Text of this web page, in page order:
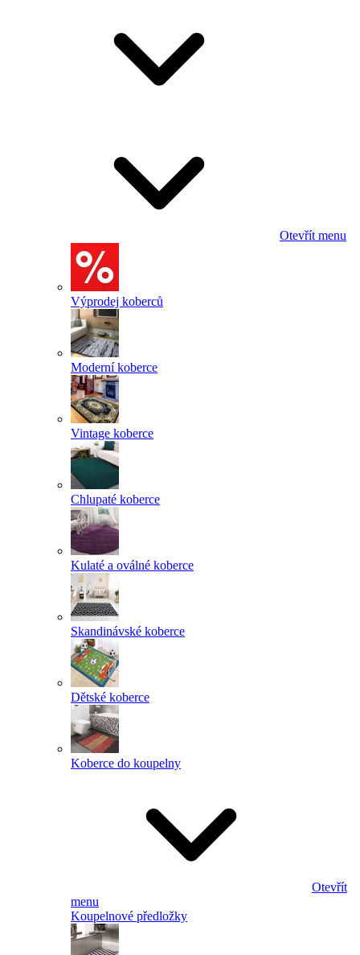
Otevřít menu
Výprodej koberců
Moderní koberce
Vintage koberce
Chlupaté koberce
Kulaté a oválné koberce
Skandinávské koberce
Dětské koberce
Koberce do koupelny
Otevřít
menu
Koupelnové předložky